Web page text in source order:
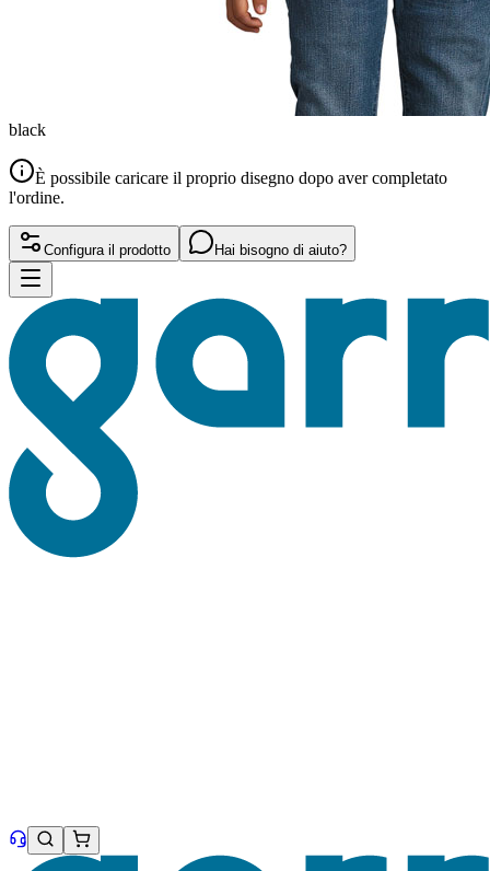
black
È possibile caricare il proprio disegno dopo aver completato
l'ordine.
Configura il prodotto Hai bisogno di aiuto?